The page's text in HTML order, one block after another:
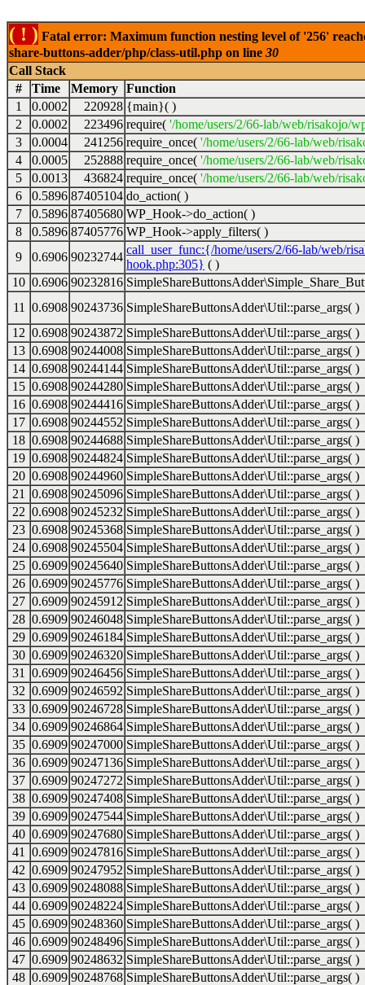
( ! ) Fatal error: Maximum function nesting level of '256'
share-buttons-adder/php/class-util.php on line 30
Call Stack
#
Time Memory Function
1
0.0002 220928 {main}( )
2
0.0002 223496 require( '/home/users/2/66-lab/web/risakojo/
3
0.0004 241256 require_once( '/home/users/2/66-lab/web/
4
0.0005 252888 require_once( '/home/users/2/66-lab/web/
5
0.0013 436824 require_once( '/home/users/2/66-lab/web/
6
0.5896 87405104 do_action( )
7
0.5896 87405680 WP_Hook->do_action( )
8
0.5896 87405776 WP_Hook->apply_filters( )
9
0.6906 90232744
call_user_func:{/home/users/2/66-lab/web/
hook.php:305} ( )
10 0.6906 90232816
11
0.6908 90243736 SimpleShareButtonsAdder\Util::parse_args( )
12 0.6908 90243872 SimpleShareButtonsAdder\Util::parse_args( )
13 0.6908 90244008 SimpleShareButtonsAdder\Util::parse_args( )
14 0.6908 90244144 SimpleShareButtonsAdder\Util::parse_args( )
15 0.6908 90244280 SimpleShareButtonsAdder\Util::parse_args( )
16 0.6908 90244416 SimpleShareButtonsAdder\Util::parse_args( )
17 0.6908 90244552 SimpleShareButtonsAdder\Util::parse_args( )
18 0.6908 90244688 SimpleShareButtonsAdder\Util::parse_args( )
19 0.6908 90244824 SimpleShareButtonsAdder\Util::parse_args( )
20 0.6908 90244960 SimpleShareButtonsAdder\Util::parse_args( )
21
0.6908 90245096 SimpleShareButtonsAdder\Util::parse_args( )
22 0.6908 90245232 SimpleShareButtonsAdder\Util::parse_args( )
23 0.6908 90245368 SimpleShareButtonsAdder\Util::parse_args( )
24 0.6908 90245504 SimpleShareButtonsAdder\Util::parse_args( )
25 0.6909 90245640 SimpleShareButtonsAdder\Util::parse_args( )
26 0.6909 90245776 SimpleShareButtonsAdder\Util::parse_args( )
27 0.6909 90245912 SimpleShareButtonsAdder\Util::parse_args( )
28 0.6909 90246048 SimpleShareButtonsAdder\Util::parse_args( )
29 0.6909 90246184 SimpleShareButtonsAdder\Util::parse_args( )
30 0.6909 90246320 SimpleShareButtonsAdder\Util::parse_args( )
31
0.6909 90246456 SimpleShareButtonsAdder\Util::parse_args( )
32 0.6909 90246592 SimpleShareButtonsAdder\Util::parse_args( )
33 0.6909 90246728 SimpleShareButtonsAdder\Util::parse_args( )
34 0.6909 90246864 SimpleShareButtonsAdder\Util::parse_args( )
35 0.6909 90247000 SimpleShareButtonsAdder\Util::parse_args( )
36 0.6909 90247136 SimpleShareButtonsAdder\Util::parse_args( )
37 0.6909 90247272 SimpleShareButtonsAdder\Util::parse_args( )
38 0.6909 90247408 SimpleShareButtonsAdder\Util::parse_args( )
39 0.6909 90247544 SimpleShareButtonsAdder\Util::parse_args( )
40 0.6909 90247680 SimpleShareButtonsAdder\Util::parse_args( )
41
0.6909 90247816 SimpleShareButtonsAdder\Util::parse_args( )
42 0.6909 90247952 SimpleShareButtonsAdder\Util::parse_args( )
43 0.6909 90248088 SimpleShareButtonsAdder\Util::parse_args( )
44 0.6909 90248224 SimpleShareButtonsAdder\Util::parse_args( )
45 0.6909 90248360 SimpleShareButtonsAdder\Util::parse_args( )
46 0.6909 90248496 SimpleShareButtonsAdder\Util::parse_args( )
47 0.6909 90248632 SimpleShareButtonsAdder\Util::parse_args( )
48 0.6909 90248768 SimpleShareButtonsAdder\Util::parse_args( )